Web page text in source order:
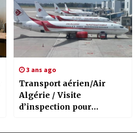
algérienne et son
homologue turque
3 ans ago
Transport aérien/Air
Algérie / Visite
d’inspection pour
des déplacements